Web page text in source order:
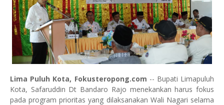
Lima Puluh Kota, Fokusteropong.com -- Bupati Limapuluh
Kota, Safaruddin Dt Bandaro Rajo menekankan harus fokus
pada program prioritas yang dilaksanakan Wali Nagari selama